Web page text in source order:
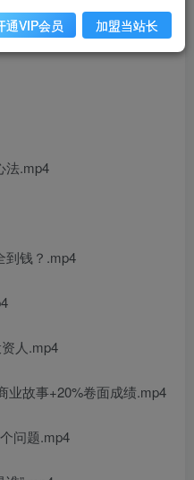
2273 203
法.mp4
到钱？.mp4
人.mp4
业故事+20%卷面成绩.mp4
问题.mp4
通VIP会员 加盟当站长